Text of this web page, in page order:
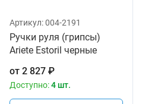
Артикул:004-2191
Ручки руля (грипсы)
Ariete Estoril черные
от 2 827 ₽
Доступно:4 шт.